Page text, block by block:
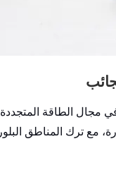
في مجال الطاقة المتجددة